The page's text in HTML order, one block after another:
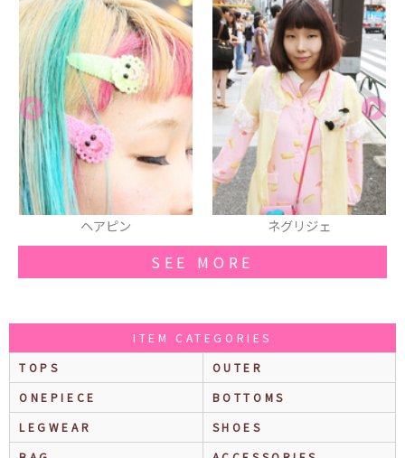
SEE MORE
ITEM CATEGORIES
TOPS
OUTER
ONEPIECE
BOTTOMS
LEGWEAR
SHOES